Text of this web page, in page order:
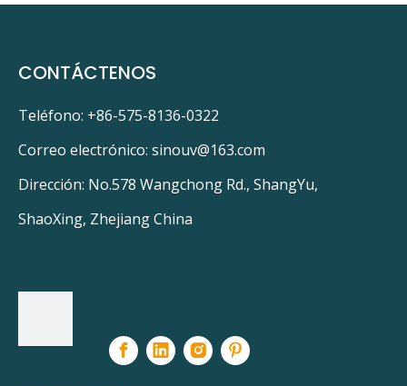
CONTÁCTENOS
Teléfono: +86-575-8136-0322
Correo electrónico: sinouv@163.com
Dirección: No.578 Wangchong Rd., ShangYu,
ShaoXing, Zhejiang China